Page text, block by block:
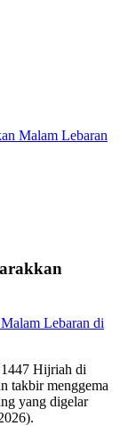
Malam Lebaran
Hijriah di
takbir menggema
yang digelar